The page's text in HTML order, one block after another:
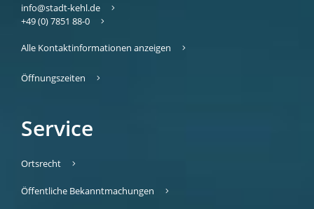
info@stadt-kehl.de
+49 (0) 7851 88-0
Alle Kontaktinformationen anzeigen
Öffnungszeiten
Service
Ortsrecht
Öffentliche Bekanntmachungen